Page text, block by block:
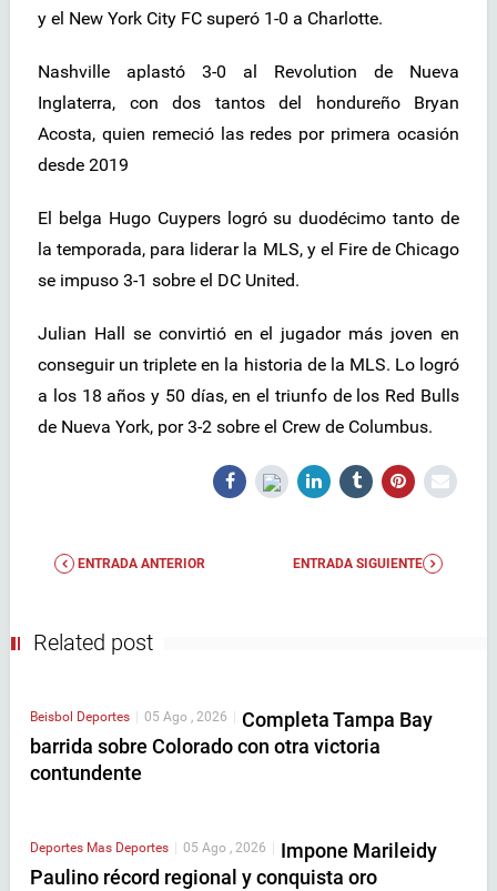
y el New York City FC superó 1-0 a Charlotte.
Nashville aplastó 3-0 al Revolution de Nueva
Inglaterra, con dos tantos del hondureño Bryan
Acosta, quien remeció las redes por primera ocasión
desde 2019
El belga Hugo Cuypers logró su duodécimo tanto de
la temporada, para liderar la MLS, y el Fire de Chicago
se impuso 3-1 sobre el DC United.
Julian Hall se convirtió en el jugador más joven en
conseguir un triplete en la historia de la MLS. Lo logró
a los 18 años y 50 días, en el triunfo de los Red Bulls
de Nueva York, por 3-2 sobre el Crew de Columbus.
ENTRADA ANTERIOR ENTRADA SIGUIENTE
Related post
Beisbol Deportes 05 Ago , 2026
Completa Tampa Bay
barrida sobre Colorado con otra victoria
contundente
Deportes Mas Deportes 05 Ago , 2026
Impone Marileidy
Paulino récord regional y conquista oro